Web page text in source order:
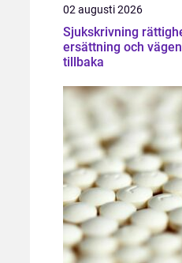
02 augusti 2026
Sjukskrivning rättigheter,
ersättning och vägen
tillbaka